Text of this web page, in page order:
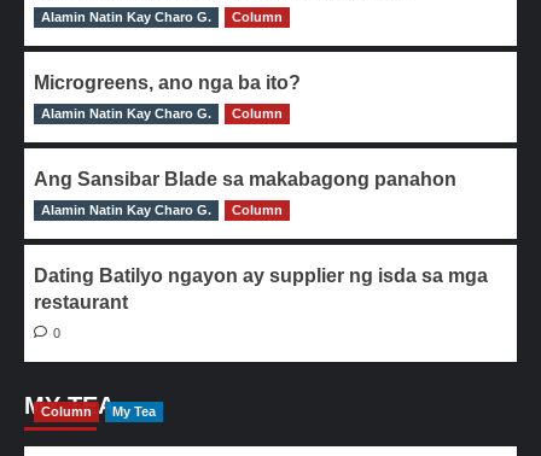
0
Alamin Natin Kay Charo G. Column
Microgreens, ano nga ba ito?
0
Alamin Natin Kay Charo G. Column
Ang Sansibar Blade sa makabagong panahon
0
Alamin Natin Kay Charo G. Column
Dating Batilyo ngayon ay supplier ng isda sa mga
restaurant
0
MY TEA
Column My Tea